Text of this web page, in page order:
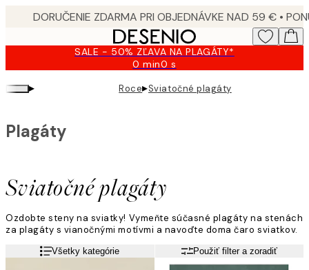
SALE - 50% ZĽAVA NA PLAGÁTY*
0 min0 s
Platné
do:
2026-
▸ Roce▸Sviatočné plagáty
Sviatočné plagáty
Plagáty
Ozdobte steny na sviatky! Vymeňte súčasné plagáty na stenách
za plagáty s vianočnými motívmi a navoďte doma čaro sviatkov.
Všetky kategórie Použiť filter a zoradiť